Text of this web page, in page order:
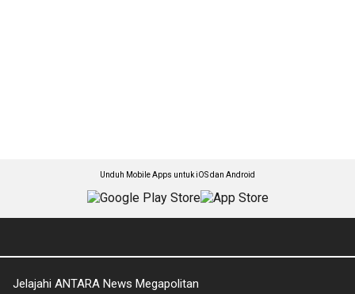
Unduh Mobile Apps untuk iOS dan Android
Jelajahi ANTARA News Megapolitan